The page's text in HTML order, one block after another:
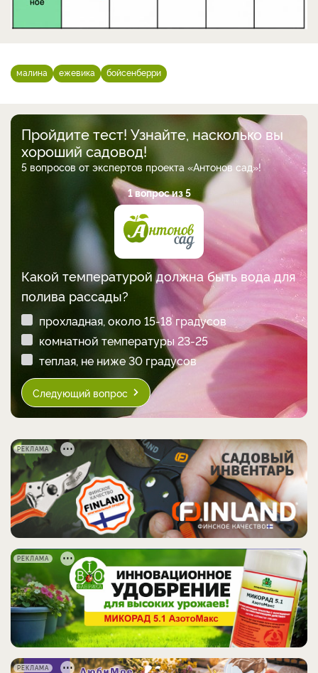
малина ежевика бойсенберри
Пройдите тест! Узнайте, насколько вы
хороший садовод!
5 вопросов от экспертов проекта «Антонов сад»!
1 вопрос из 5
Какой температурой должна быть вода для
полива рассады?
прохладная, около 15-18 градусов
комнатной температуры 23-25
теплая, не ниже 30 градусов
Следующий вопрос
РЕКЛАМА
РЕКЛАМА
РЕКЛАМА